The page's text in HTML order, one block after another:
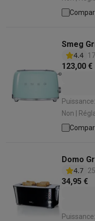
miettes:
Smeg
4.4
123,00 €
Puissance: 950
Non | Réglage
miettes:
Domo
4.7
34,95 €
Puissance: